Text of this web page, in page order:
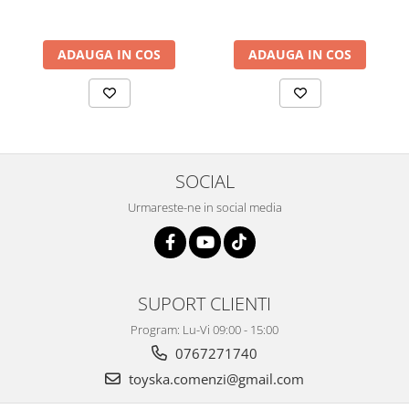
ADAUGA IN COS ADAUGA IN COS
SOCIAL
Urmareste-ne in social media
SUPORT CLIENTI
Program: Lu-Vi 09:00 - 15:00
0767271740
toyska.comenzi@gmail.com